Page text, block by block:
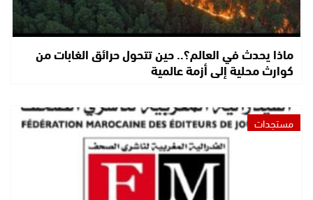
ماذا يحدث في العالم؟.. حين تتحول حرائق الغابات من
كوارث محلية إلى أزمة عالمية
مستجدات